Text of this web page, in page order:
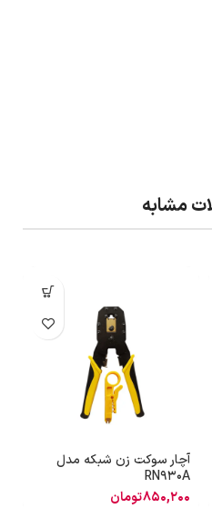
مشابه
آچار سوکت زن شبکه مدل
RN930A
850,200تومان